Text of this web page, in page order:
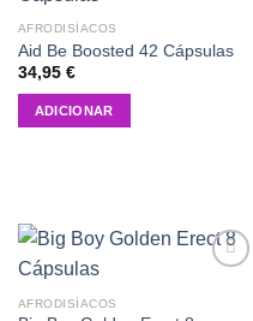
AFRODISÍACOS
Aid Be Boosted 42 Cápsulas
34,95 €
ADICIONAR
AFRODISÍACOS